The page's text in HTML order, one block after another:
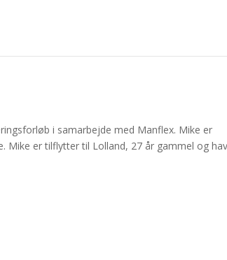
i samarbejde med Manflex. Mike er
Mike er tilflytter til Lolland, 27 år gammel og